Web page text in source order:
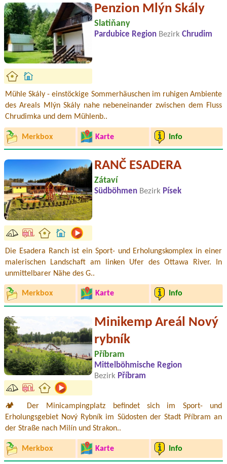
Penzion Mlýn Skály
Slatiňany
Pardubice Region Bezirk Chrudim
Mühle Skály - einstöckige Sommerhäuschen im ruhigen Ambiente
des Areals Mlýn Skály nahe nebeneinander zwischen dem Fluss
Chrudimka und dem Mühlenb..
Merkbox Karte Info
RANČ ESADERA
Zátaví
Südböhmen Bezirk Písek
Die Esadera Ranch ist ein Sport- und Erholungskomplex in einer
malerischen Landschaft am linken Ufer des Ottawa River. In
unmittelbarer Nähe des G..
Merkbox Karte Info
Minikemp Areál Nový
rybník
Příbram
Mittelböhmische Region
Bezirk Příbram
🏕️ Der Minicampingplatz befindet sich im Sport- und
Erholungsgebiet Nový Rybník im Südosten der Stadt Příbram an
der Straße nach Milín und Strakon..
Merkbox Karte Info